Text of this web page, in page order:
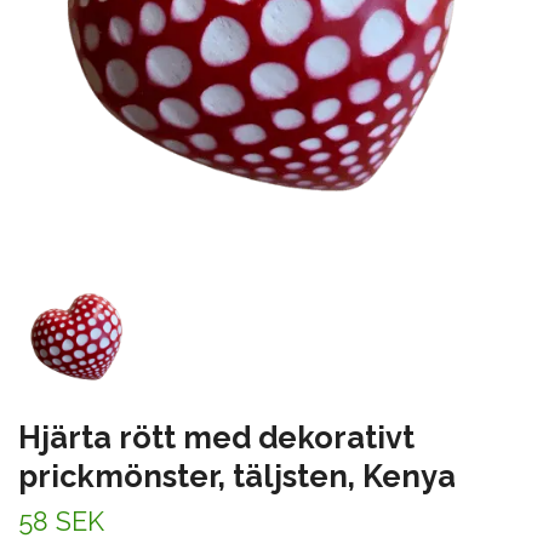
Hjärta rött med dekorativt
prickmönster, täljsten, Kenya
58 SEK